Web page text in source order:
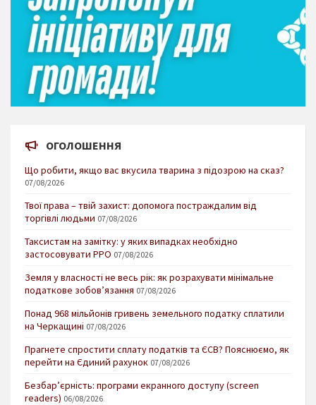
ОГОЛОШЕННЯ
Що робити, якщо вас вкусила тварина з підозрою на сказ?
07/08/2026
Твої права – твій захист: допомога постраждалим від
торгівлі людьми 07/08/2026
Таксистам на замітку: у яких випадках необхідно
застосовувати РРО 07/08/2026
Земля у власності не весь рік: як розрахувати мінімальне
податкове зобов’язання 07/08/2026
Понад 968 мільйонів гривень земельного податку сплатили
на Черкащині 07/08/2026
Прагнете спростити сплату податків та ЄСВ? Пояснюємо, як
перейти на Єдиний рахунок 07/08/2026
Безбар’єрність: програми екранного доступу (screen
readers) 06/08/2026